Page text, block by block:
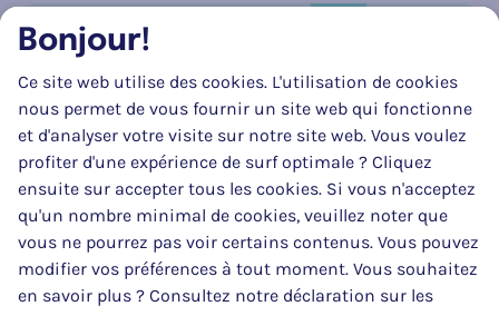
Suivez-nous sur
FacebookInstagramLinkedIn
La mise à jour de ce site web a pu être réalisée en partie grâce au
Bonjour!
Ce site web utilise des cookies. L'utilisation de cookies
nous permet de vous fournir un site web qui fonctionne
et d'analyser votre visite sur notre site web. Vous voulez
profiter d'une expérience de surf optimale ? Cliquez
ensuite sur accepter tous les cookies. Si vous n'acceptez
qu'un nombre minimal de cookies, veuillez noter que
vous ne pourrez pas voir certains contenus. Vous pouvez
modifier vos préférences à tout moment. Vous souhaitez
en savoir plus ? Consultez notre déclaration sur les